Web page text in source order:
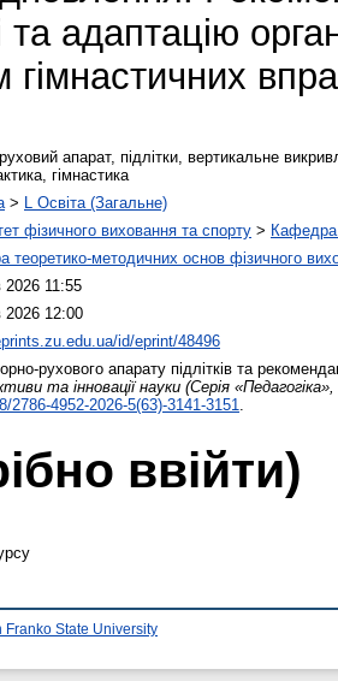
адаптацію
гімнастичних
апарат, підлітки, вертикальне
гімнастика
> L Освіта (Загальне)
фізичного виховання та спорту > Кафедра
теоретико-методичних основ фізичного
2026 11:55
2026 12:00
id/eprint/48496
рухового апарату підлітків та
та інновації науки (Серія
2786-4952-2026-5(63)-3141-3151.
ввійти)
Franko State University